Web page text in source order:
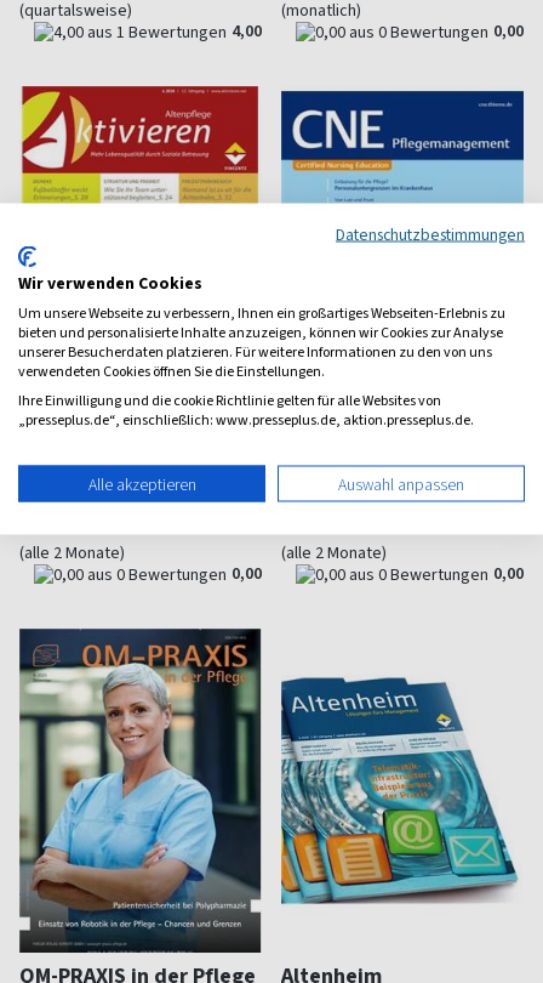
(quartalsweise)
4,00
(monatlich)
0,00
Aktivieren
Magazin für soziale Betreuung
(alle 2 Monate)
0,00
CNE Pflegemanagement
Fachzeitschrift für die
Plegebranche
(alle 2 Monate)
0,00
QM-PRAXIS in der Pflege Altenheim
Datenschutzbestimmungen
Wir verwenden Cookies
Um unsere Webseite zu verbessern, Ihnen ein großartiges Webseiten-Erlebnis zu
bieten und personalisierte Inhalte anzuzeigen, können wir Cookies zur Analyse
unserer Besucherdaten platzieren. Für weitere Informationen zu den von uns
verwendeten Cookies öffnen Sie die Einstellungen.
Ihre Einwilligung und die cookie Richtlinie gelten für alle Websites von
„presseplus.de“, einschließlich: www.presseplus.de, aktion.presseplus.de.
Alle akzeptieren Auswahl anpassen